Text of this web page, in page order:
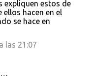
expliquen estos de
ellos hacen en el
se hace en
las 21:07